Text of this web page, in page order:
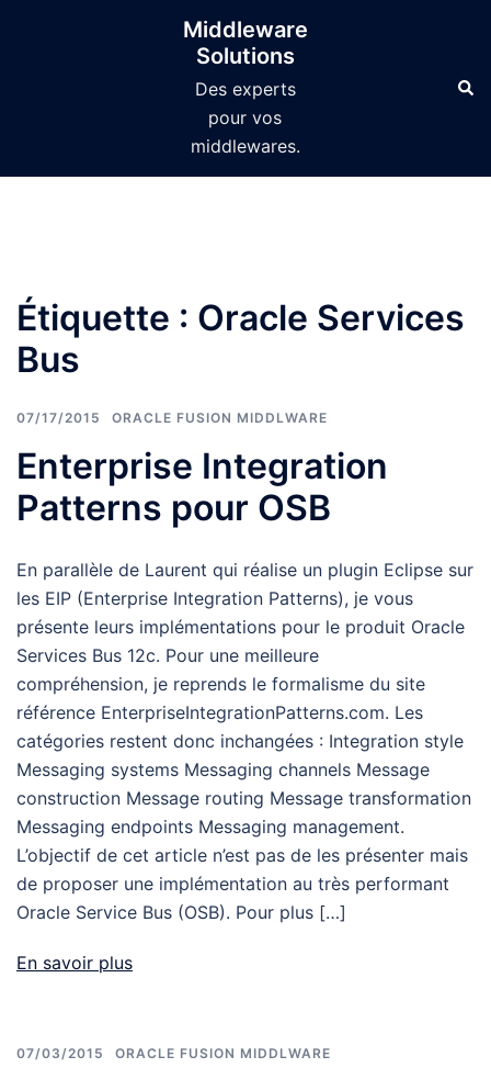
Middleware
Solutions
Des experts
pour vos
middlewares.
Étiquette : Oracle Services
Bus
07/17/2015 ORACLE FUSION MIDDLWARE
Enterprise Integration
Patterns pour OSB
En parallèle de Laurent qui réalise un plugin Eclipse sur
les EIP (Enterprise Integration Patterns), je vous
présente leurs implémentations pour le produit Oracle
Services Bus 12c. Pour une meilleure
compréhension, je reprends le formalisme du site
référence EnterpriseIntegrationPatterns.com. Les
catégories restent donc inchangées : Integration style
Messaging systems Messaging channels Message
construction Message routing Message transformation
Messaging endpoints Messaging management.
L’objectif de cet article n’est pas de les présenter mais
de proposer une implémentation au très performant
Oracle Service Bus (OSB). Pour plus […]
En savoir plus
07/03/2015 ORACLE FUSION MIDDLWARE